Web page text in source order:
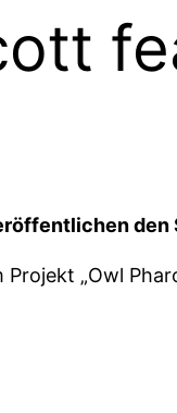
den
Projekt „Owl